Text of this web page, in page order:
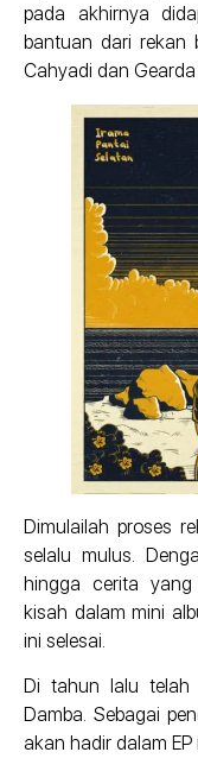
pada akhirnya
bantuan dari rekan
Cahyadi dan Gearda
Dimulailah proses
selalu mulus.
hingga cerita
kisah dalam mini
ini selesai.
Di tahun lalu
Damba. Sebagai
akan hadir dalam EP